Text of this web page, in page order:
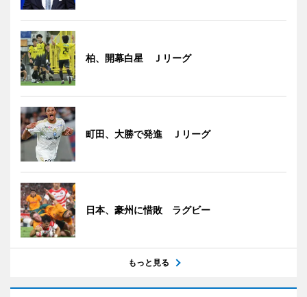
柏、開幕白星 Ｊリーグ
町田、大勝で発進 Ｊリーグ
日本、豪州に惜敗 ラグビー
もっと見る